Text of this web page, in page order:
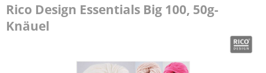
Rico Design Essentials Big 100, 50g-
Knäuel